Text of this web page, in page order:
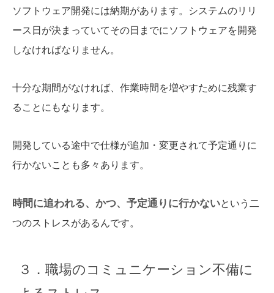
ソフトウェア開発には納期があります。システムのリリ
ース日が決まっていてその日までにソフトウェアを開発
しなければなりません。
十分な期間がなければ、作業時間を増やすために残業す
ることにもなります。
開発している途中で仕様が追加・変更されて予定通りに
行かないことも多々あります。
時間に追われる、かつ、予定通りに行かないという二
つのストレスがあるんです。
３．職場のコミュニケーション不備に